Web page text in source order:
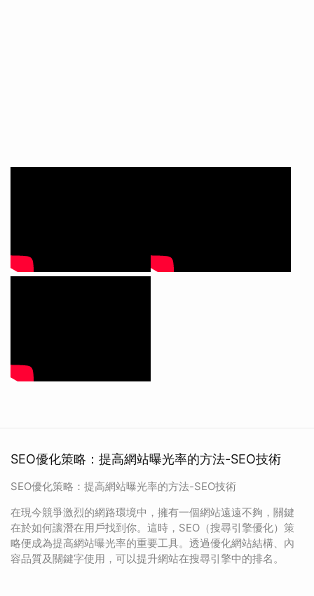
SEO優化策略：提高網站曝光率的方法-SEO技術
SEO優化策略：提高網站曝光率的方法-SEO技術
在現今競爭激烈的網路環境中，擁有一個網站遠遠不夠，關鍵
在於如何讓潛在用戶找到你。這時，SEO（搜尋引擎優化）策
略便成為提高網站曝光率的重要工具。透過優化網站結構、內
容品質及關鍵字使用，可以提升網站在搜尋引擎中的排名。